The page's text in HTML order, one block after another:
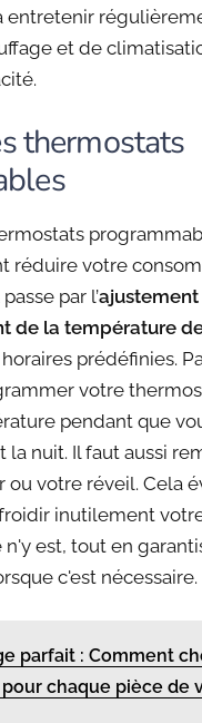
entretenir
et de
thermostats
réduire votre
par l’ajustement
de la température
prédéfinies.
votre
pendant que
la nuit. Il faut aussi
ou votre réveil. Cela
inutilement
est, tout en
c'est nécessaire.
parfait : Comment
chaque pièce de